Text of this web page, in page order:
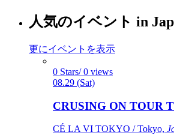
人気のイベント in
更にイベントを表示
0 Stars/ 0 views
08.29 (Sat)
CRUSING ON TOUR
CÉ LA VI TOKYO / Tokyo,